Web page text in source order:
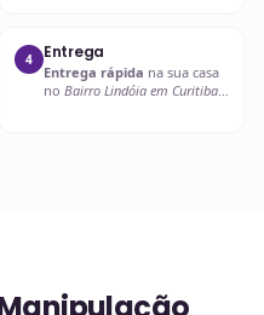
esclarecimentos.
4 Entrega
Entrega rápida na sua casa
no Bairro Lindóia em Curitiba